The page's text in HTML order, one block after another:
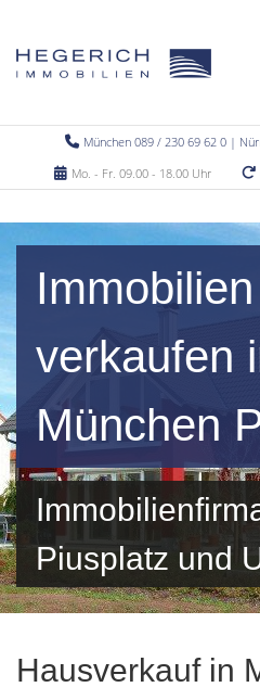
München 089 / 230 69 62 0 |
Mo. - Fr. 09.00 - 18.00 Uhr
Immobilien
verkaufen
München
Piusplatz und
Hausverkauf in